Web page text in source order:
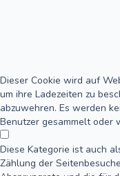
Dieser Cookie wird auf
um ihre Ladezeiten zu
abzuwehren. Es werden
Benutzer gesammelt oder
Diese Kategorie ist auch
Zählung der